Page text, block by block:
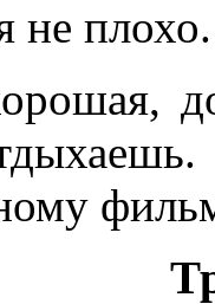
не плохо.